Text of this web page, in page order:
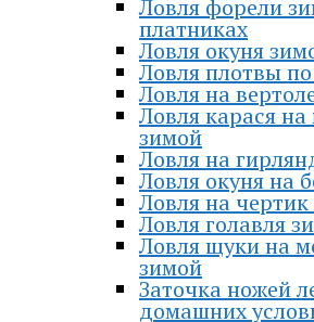
Ловля форели
платниках
Ловля окуня
Ловля плотвы
Ловля на
Ловля карася
зимой
Ловля на
Ловля окуня на
Ловля на
Ловля голавля
Ловля щуки на
зимой
Заточка ножей
домашних